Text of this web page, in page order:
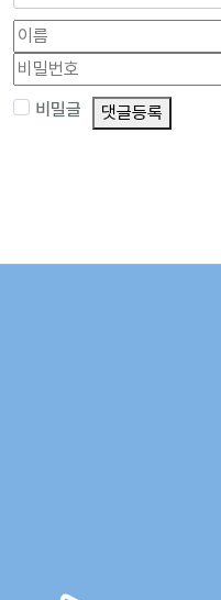
비밀글 댓글등록